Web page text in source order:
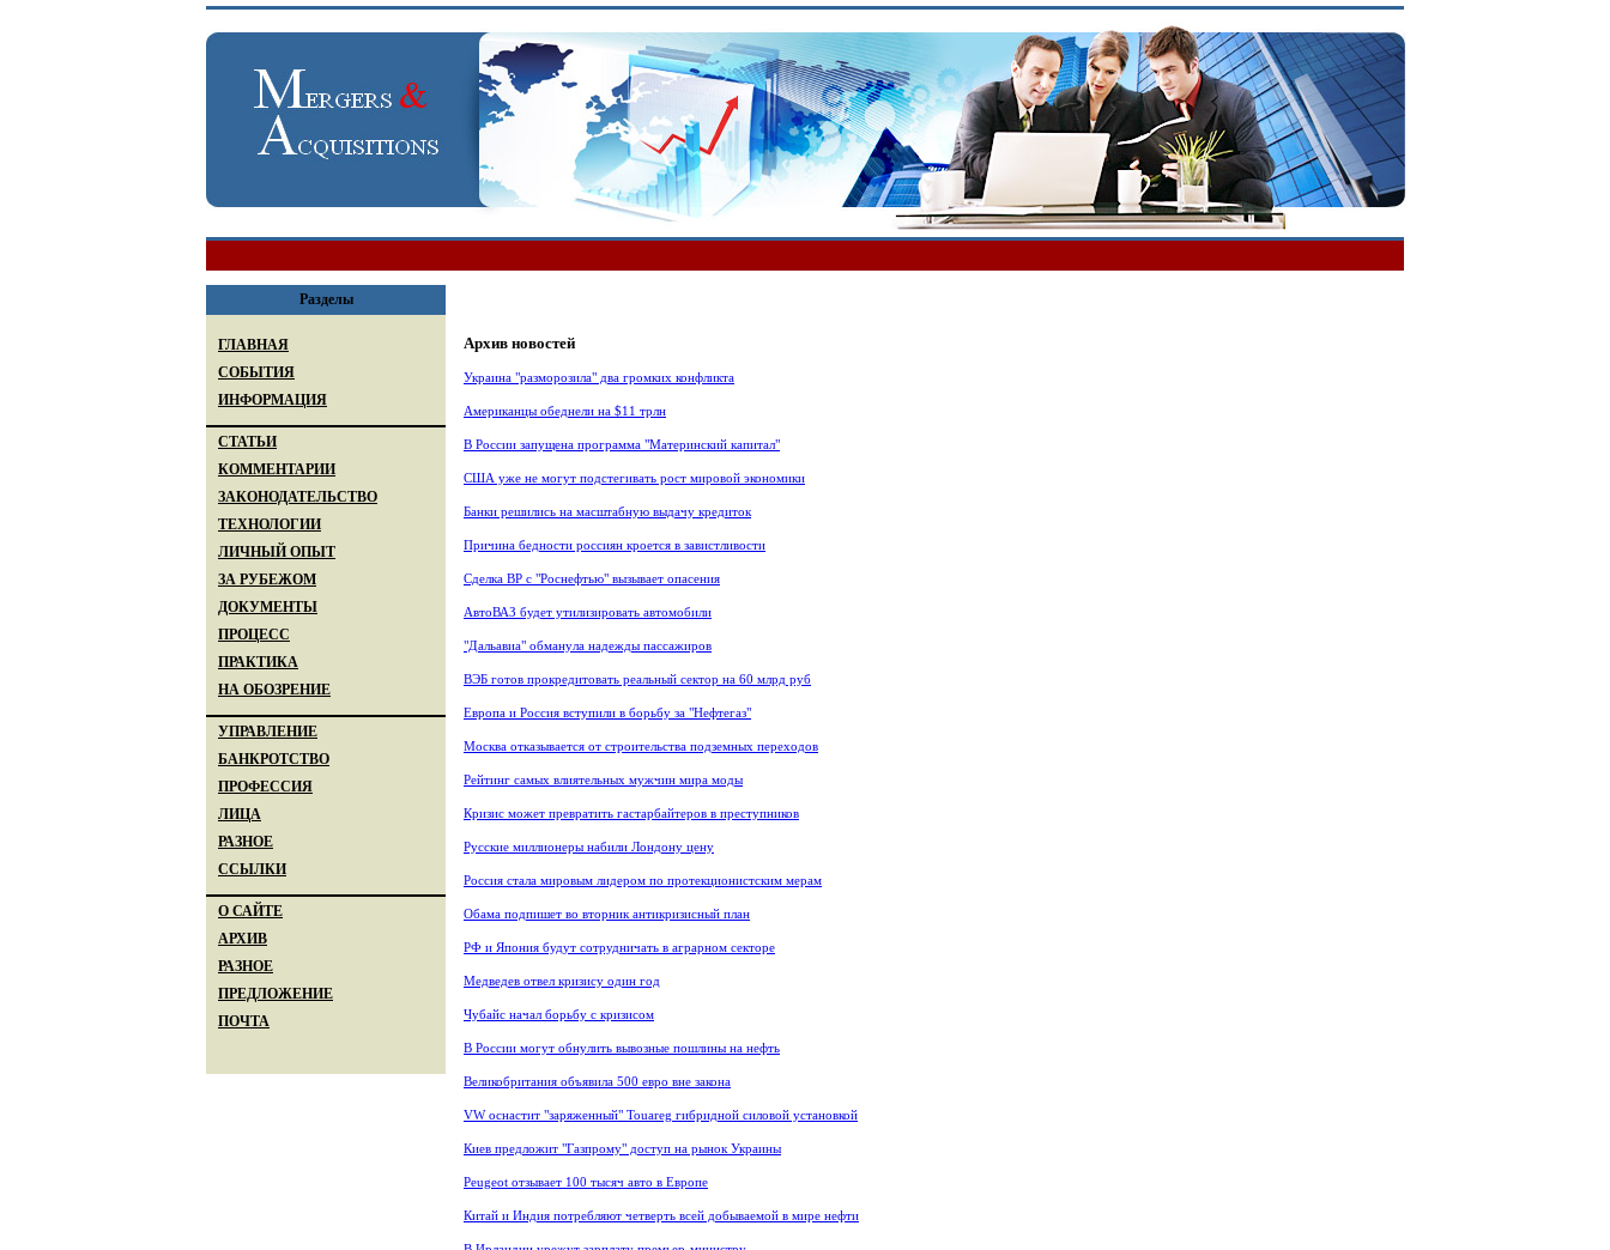
Разделы
ГЛАВНАЯ
СОБЫТИЯ
ИНФОРМАЦИЯ
СТАТЬИ
КОММЕНТАРИИ
ЗАКОНОДАТЕЛЬСТВО
ТЕХНОЛОГИИ
ЛИЧНЫЙ ОПЫТ
ЗА РУБЕЖОМ
ДОКУМЕНТЫ
ПРОЦЕСС
ПРАКТИКА
НА ОБОЗРЕНИЕ
УПРАВЛЕНИЕ
БАНКРОТСТВО
ПРОФЕССИЯ
ЛИЦА
РАЗНОЕ
ССЫЛКИ
О САЙТЕ
АРХИВ
РАЗНОЕ
ПРЕДЛОЖЕНИЕ
ПОЧТА
Архив новостей
Украина "разморозила" два громких конфликта
Американцы обеднели на $11 трлн
В России запущена программа "Материнский капитал"
США уже не могут подстегивать рост мировой экономики
Банки решились на масштабную выдачу кредиток
Причина бедности россиян кроется в завистливости
Сделка ВР с "Роснефтью" вызывает опасения
АвтоВАЗ будет утилизировать автомобили
"Дальавиа" обманула надежды пассажиров
ВЭБ готов прокредитовать реальный сектор на 60 млрд руб
Европа и Россия вступили в борьбу за "Нефтегаз"
Москва отказывается от строительства подземных переходов
Рейтинг самых влиятельных мужчин мира моды
Кризис может превратить гастарбайтеров в преступников
Русские миллионеры набили Лондону цену
Россия стала мировым лидером по протекционистским мерам
Обама подпишет во вторник антикризисный план
РФ и Япония будут сотрудничать в аграрном секторе
Медведев отвел кризису один год
Чубайс начал борьбу с кризисом
В России могут обнулить вывозные пошлины на нефть
Великобритания объявила 500 евро вне закона
VW оснастит "заряженный" Touareg гибридной силовой установкой
Киев предложит "Газпрому" доступ на рынок Украины
Peugeot отзывает 100 тысяч авто в Европе
Китай и Индия потребляют четверть всей добываемой в мире нефти